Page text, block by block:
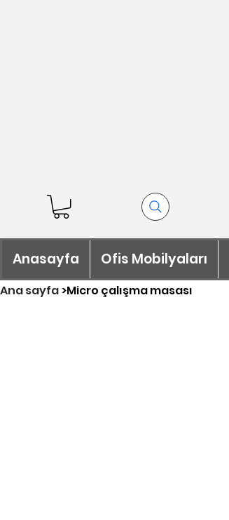
Anasayfa Ofis Mobilyaları
Ana sayfa>Micro çalışma masası